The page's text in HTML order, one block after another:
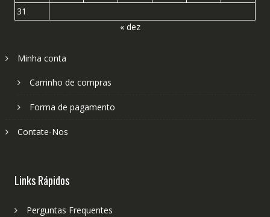
31
« dez
Minha conta
Carrinho de compras
Forma de pagamento
Contate-Nos
Links Rápidos
Perguntas Frequentes